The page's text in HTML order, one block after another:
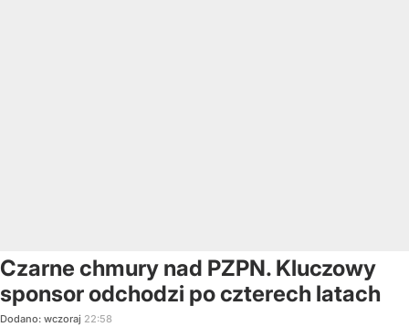
Czarne chmury nad PZPN. Kluczowy
sponsor odchodzi po czterech latach
Dodano: wczoraj 22:58